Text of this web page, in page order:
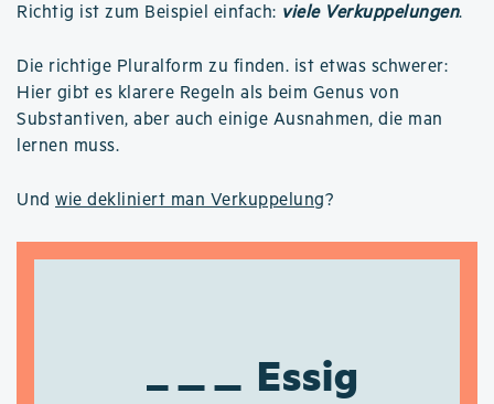
Richtig ist zum Beispiel einfach: viele Verkuppelungen.
Die richtige Pluralform zu finden. ist etwas schwerer:
Hier gibt es klarere Regeln als beim Genus von
Substantiven, aber auch einige Ausnahmen, die man
lernen muss.
Und wie dekliniert man Verkuppelung?
Essig